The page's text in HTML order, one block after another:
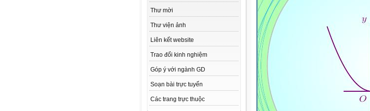
Thư mời
Thư viện ảnh
Liên kết website
Trao đổi kinh nghiệm
Góp ý với ngành GD
Soạn bài trực tuyến
Các trang trực thuộc